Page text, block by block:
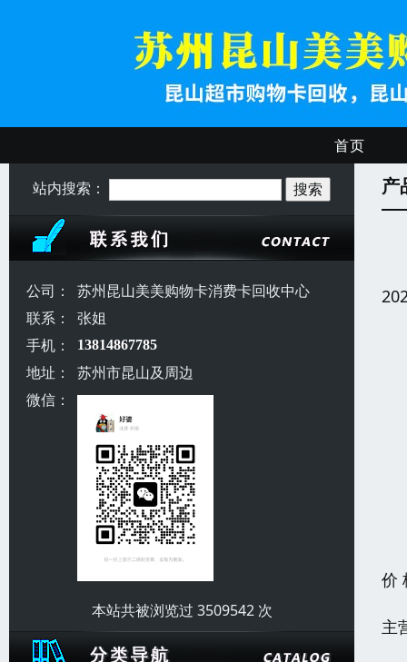
首页
站内搜索：
公司：
苏州昆山美美购物卡消费卡回收中心
联系：
张姐
手机：
13814867785
地址：
苏州市昆山及周边
微信：
本站共被浏览过 3509542 次
产
价
主